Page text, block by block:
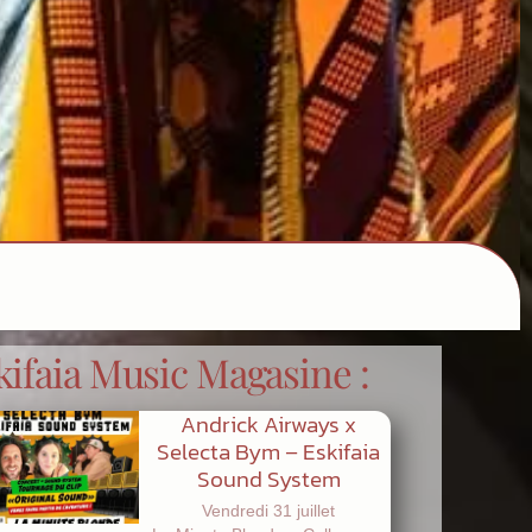
Music Magasine :
Andrick Airways x
Selecta Bym – Eskifaia
Sound System
Vendredi 31 juillet